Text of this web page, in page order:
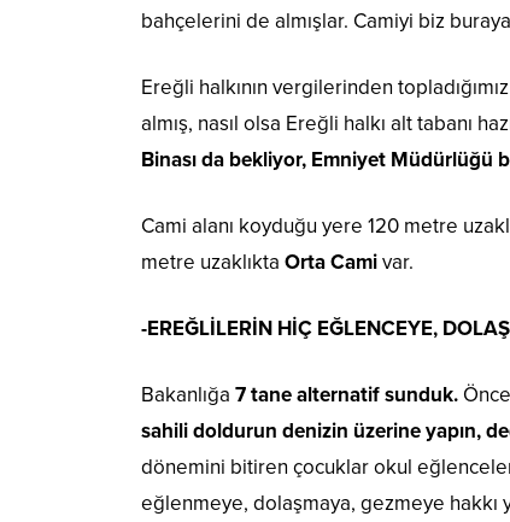
bahçelerini de almışlar. Camiyi biz
Ereğli halkının vergilerinden
almış, nasıl olsa Ereğli halkı alt tabanı
Binası da bekliyor, Emniyet Müdürlüğü
Cami alanı koyduğu yere 120 metre
metre uzaklıkta Orta Camivar.
-EREĞLİLERİN HİÇ EĞLENCEYE,
Bakanlığa 7 tane alternatif sunduk.
sahili doldurun denizin üzerine yapın,
dönemini bitiren çocuklar okul
eğlenmeye, dolaşmaya, gezmeye hakkı